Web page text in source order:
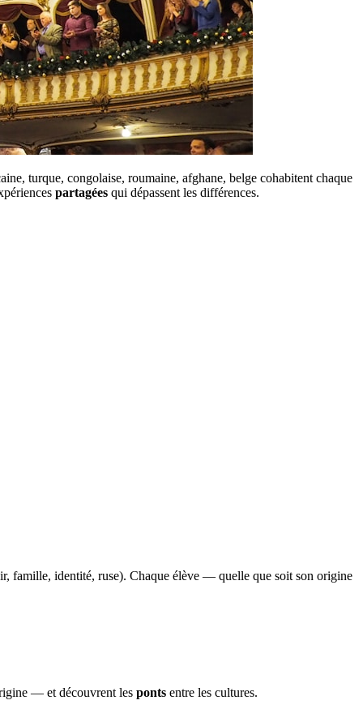
turque, congolaise, roumaine, afghane, belge cohabitent chaque
partagées qui dépassent les différences.
famille, identité, ruse). Chaque élève — quelle que soit son origine
— et découvrent les ponts entre les cultures.